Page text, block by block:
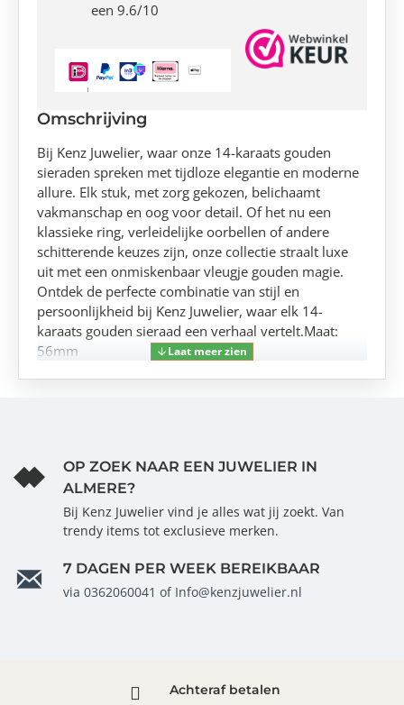
een 9.6/10
Omschrijving
Bij Kenz Juwelier, waar onze 14-karaats gouden
sieraden spreken met tijdloze elegantie en moderne
allure. Elk stuk, met zorg gekozen, belichaamt
vakmanschap en oog voor detail. Of het nu een
klassieke ring, verleidelijke oorbellen of andere
schitterende keuzes zijn, onze collectie straalt luxe
uit met een onmiskenbaar vleugje gouden magie.
Ontdek de perfecte combinatie van stijl en
persoonlijkheid bij Kenz Juwelier, waar elk 14-
karaats gouden sieraad een verhaal vertelt.Maat:
56mm
OP ZOEK NAAR EEN JUWELIER IN
ALMERE?
Bij Kenz Juwelier vind je alles wat jij zoekt. Van
trendy items tot exclusieve merken.
7 DAGEN PER WEEK BEREIKBAAR
via 0362060041 of Info@kenzjuwelier.nl
Achteraf betalen